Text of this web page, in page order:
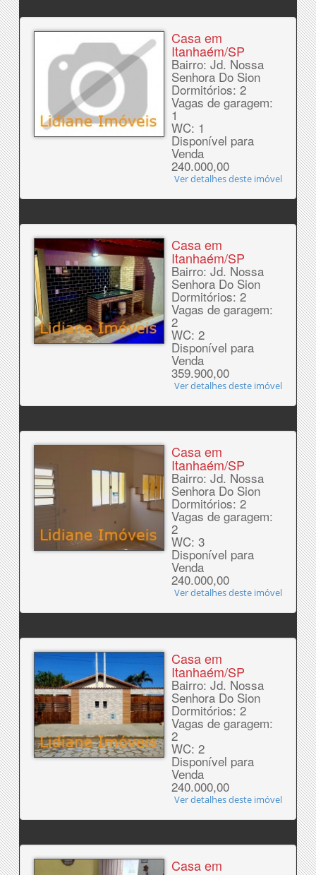
Casa em
Itanhaém/SP
Bairro: Jd. Nossa
Senhora Do Sion
Dormitórios: 2
Vagas de garagem:
1
WC: 1
Disponível para
Venda
240.000,00
Ver detalhes deste imóvel
Casa em
Itanhaém/SP
Bairro: Jd. Nossa
Senhora Do Sion
Dormitórios: 2
Vagas de garagem:
2
WC: 2
Disponível para
Venda
359.900,00
Ver detalhes deste imóvel
Casa em
Itanhaém/SP
Bairro: Jd. Nossa
Senhora Do Sion
Dormitórios: 2
Vagas de garagem:
2
WC: 3
Disponível para
Venda
240.000,00
Ver detalhes deste imóvel
Casa em
Itanhaém/SP
Bairro: Jd. Nossa
Senhora Do Sion
Dormitórios: 2
Vagas de garagem:
2
WC: 2
Disponível para
Venda
240.000,00
Ver detalhes deste imóvel
Casa em